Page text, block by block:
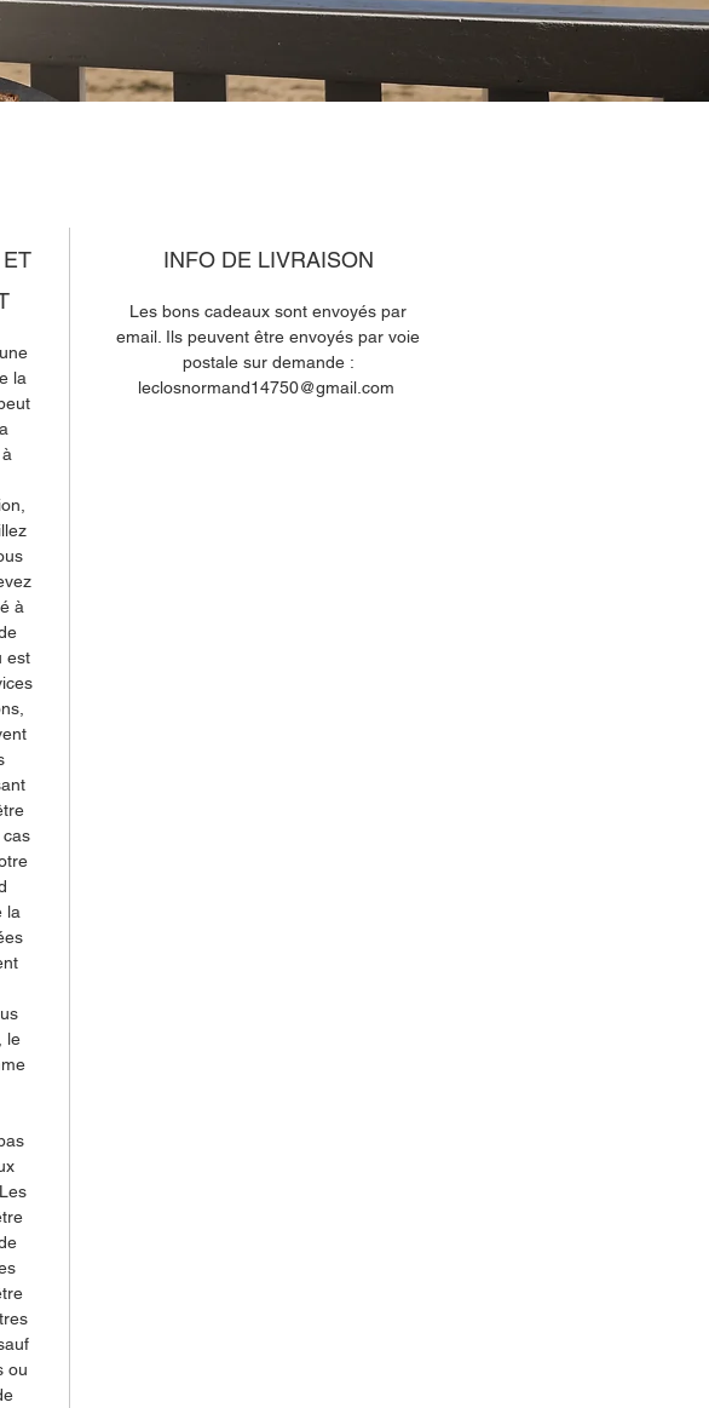
la
à
est
cas
la
le
ou
INFO DE LIVRAISON
Les bons cadeaux sont envoyés par
email. Ils peuvent être envoyés par voie
postale sur demande :
leclosnormand14750@gmail.com